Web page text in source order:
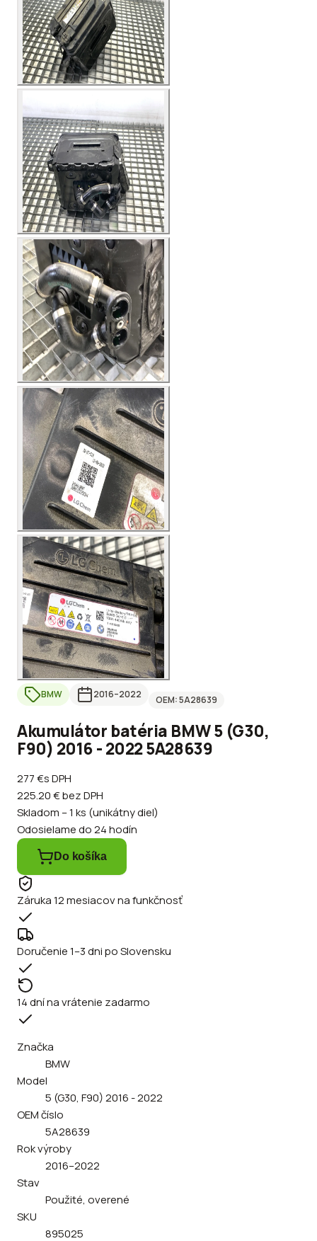
BMW 2016–2022 OEM:5A28639
Akumulátor batéria BMW 5 (G30,
F90) 2016 - 2022 5A28639
277 €s DPH
225.20 €bez DPH
Skladom – 1 ks (unikátny diel)
Odosielame do 24 hodín
Do košíka
Záruka 12 mesiacov na funkčnosť
Doručenie 1–3 dni po Slovensku
14 dní na vrátenie zadarmo
Značka
BMW
Model
5 (G30, F90) 2016 - 2022
OEM číslo
5A28639
Rok výroby
2016–2022
Stav
Použité, overené
SKU
895025